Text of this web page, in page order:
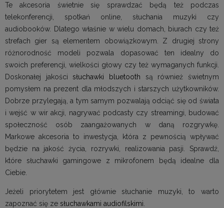
Te akcesoria świetnie się sprawdzać będą też podczas
telekonferencji, spotkań online, słuchania muzyki czy
audiobooków. Dlatego właśnie w wielu domach, biurach czy też
strefach gier są elementem obowiązkowym. Z drugiej strony
różnorodność modeli pozwala dopasować ten idealny do
swoich preferencji, wielkości głowy czy też wymaganych funkcji.
Doskonałej jakościsłuchawki bluetooth są również świetnym
pomysłem na prezent dla młodszych i starszych użytkowników.
Dobrze przylegają, a tym samym pozwalają odciąć się od świata
i wejść w wir akcji, nagrywać podcasty czy streamingi, budować
społeczność osób zaangażowanych w daną rozgrywkę.
Markowe akcesoria to inwestycja, która z pewnością wpływać
będzie na jakość życia, rozrywki, realizowania pasji. Sprawdź,
które słuchawki gamingowe z mikrofonem będą idealne dla
Ciebie.
Jeżeli priorytetem jest głównie słuchanie muzyki, to warto
zapoznać się ze słuchawkami audiofilskimi